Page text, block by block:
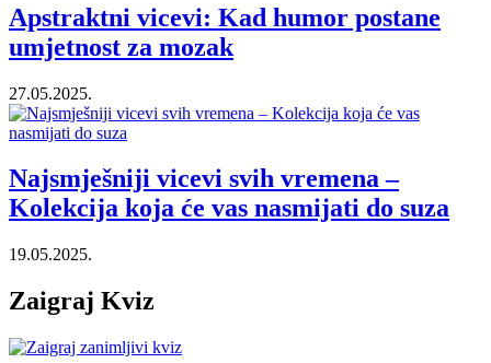
Apstraktni vicevi: Kad humor postane
umjetnost za mozak
27.05.2025.
Najsmješniji vicevi svih vremena –
Kolekcija koja će vas nasmijati do suza
19.05.2025.
Zaigraj Kviz